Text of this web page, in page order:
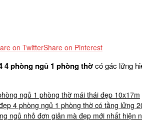
on TwitterShare on Pinterest
4 phòng ngủ 1 phòng thờcó gác lửng
ngủ 1 phòng thờ mái thái đẹp 10x17m
4 phòng ngủ 1 phòng thờ có tầng lửng
ngủ nhỏ đơn giản mà đẹp mới nhất hiện